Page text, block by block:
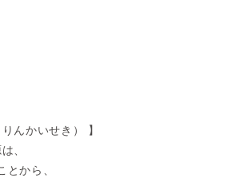
んかいせき） 】
、
とから、